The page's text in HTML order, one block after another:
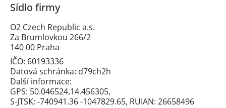
Sídlo firmy
O2 Czech Republic a.s.
Za Brumlovkou 266/2
140 00 Praha
IČO: 60193336
Datová schránka: d79ch2h
Další informace:
GPS: 50.046524,14.456305,
S-JTSK: -740941.36 -1047829.65, RUIAN: 26658496